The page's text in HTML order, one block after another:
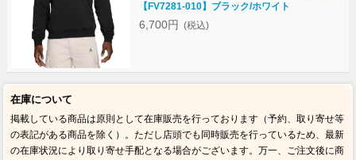
【FV7281-010】ブラック/ホワイト
6,700円 (税込)
在庫について
掲載している商品は原則として在庫販売を行っております（予約、取り寄せ等
の表記がある商品を除く）。ただし店頭でも同時販売を行っているため、最新
の在庫状況により取り寄せ手配となる場合がございます。万一、ご注文後に商